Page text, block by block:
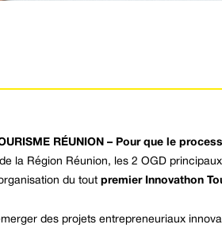
RÉUNION – Pour que le
la Région Réunion, les 2 OGD
du tout premier Innovathon
des projets entrepreneuriaux